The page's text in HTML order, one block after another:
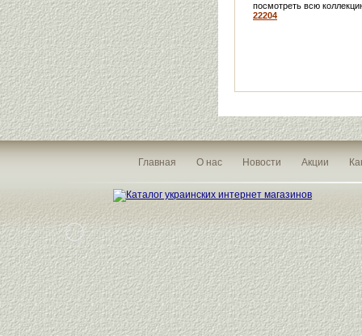
посмотреть всю
22204
Главная О нас Новости Акции